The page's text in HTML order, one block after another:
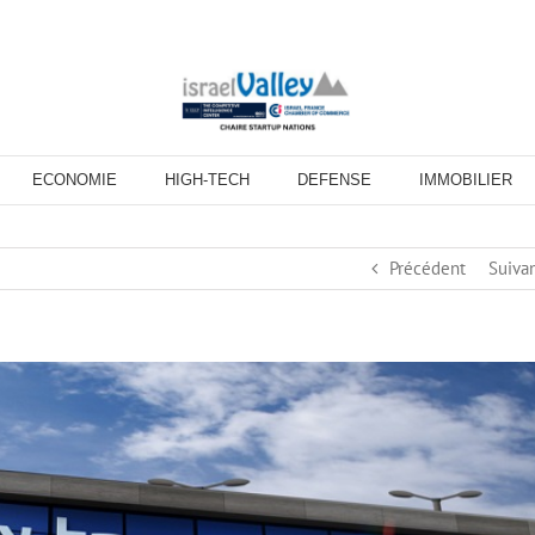
ECONOMIE HIGH-TECH DEFENSE IMMOBILIER
Précédent